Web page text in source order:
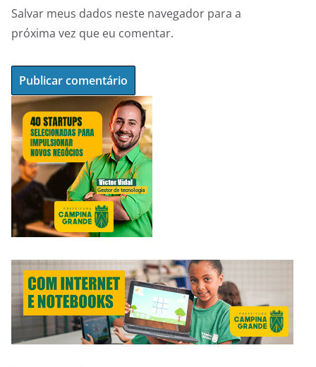
Salvar meus dados neste navegador para a
próxima vez que eu comentar.